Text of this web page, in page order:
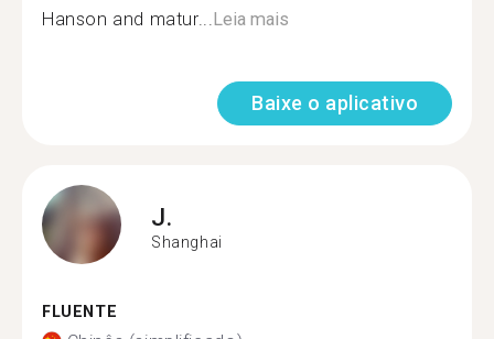
Hanson and matur...Leia mais
Baixe o aplicativo
J.
Shanghai
FLUENTE